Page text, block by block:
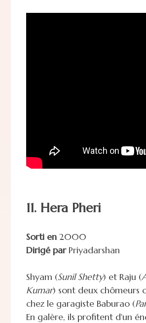
11. Hera Pheri
Sorti en2000
Dirigé parPriyadarshan
Shyam (Sunil Shetty) et Raju (
Kumar) sont deux chômeurs
chez le garagiste Baburao (
En galère, ils profitent d'un